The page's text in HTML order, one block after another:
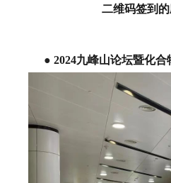
二维码签到
● 2024九峰山论坛暨化